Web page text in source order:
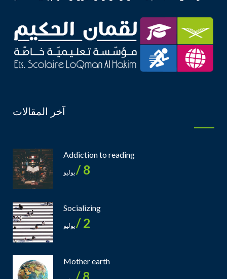
آخر المقالات
Addiction to reading
8 / يوليو
Socializing
2 / يوليو
Mother earth